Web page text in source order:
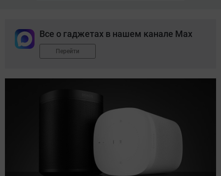
Все о гаджетах в нашем канале Max
Перейти